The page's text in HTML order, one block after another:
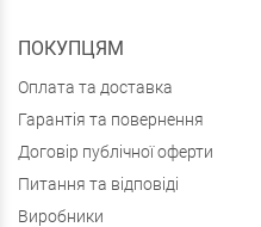
ПОКУПЦЯМ
Оплата та доставка
Гарантія та повернення
Договір публічної оферти
Питання та відповіді
Виробники